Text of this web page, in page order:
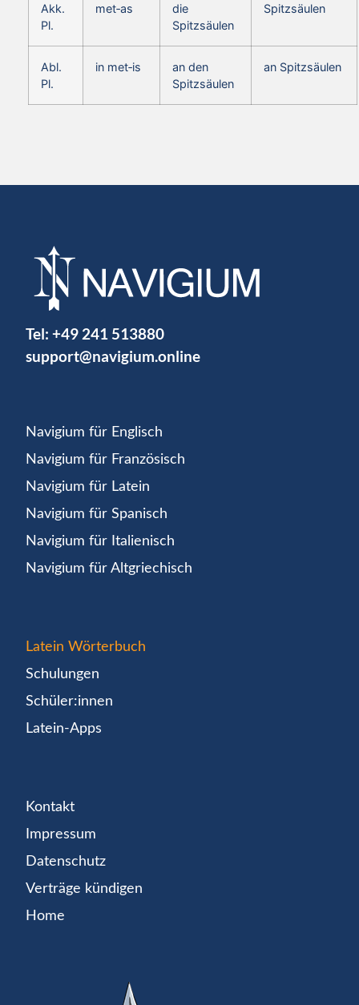
Akk.
Pl.
met‑as
die
Spitzsäulen
Spitzsäulen
Abl.
Pl.
in met‑is
an den
Spitzsäulen
an Spitzsäulen
Tel: +49 241 513880
support@navigium.online
Navigium für Englisch
Navigium für Französisch
Navigium für Latein
Navigium für Spanisch
Navigium für Italienisch
Navigium für Altgriechisch
Latein Wörterbuch
Schulungen
Schüler:innen
Latein-Apps
Kontakt
Impressum
Datenschutz
Verträge kündigen
Home